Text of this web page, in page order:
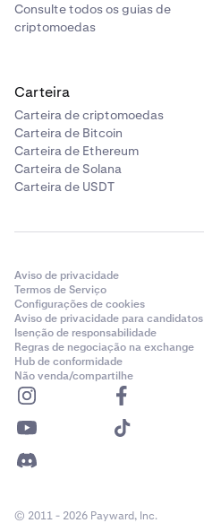
Consulte todos os guias de
criptomoedas
Carteira
Carteira de criptomoedas
Carteira de Bitcoin
Carteira de Ethereum
Carteira de Solana
Carteira de USDT
Aviso de privacidade
Termos de Serviço
Configurações de cookies
Aviso de privacidade para candidatos
Isenção de responsabilidade
Regras de negociação na exchange
Hub de conformidade
Não venda/compartilhe
© 2011 - 2026 Payward, Inc.